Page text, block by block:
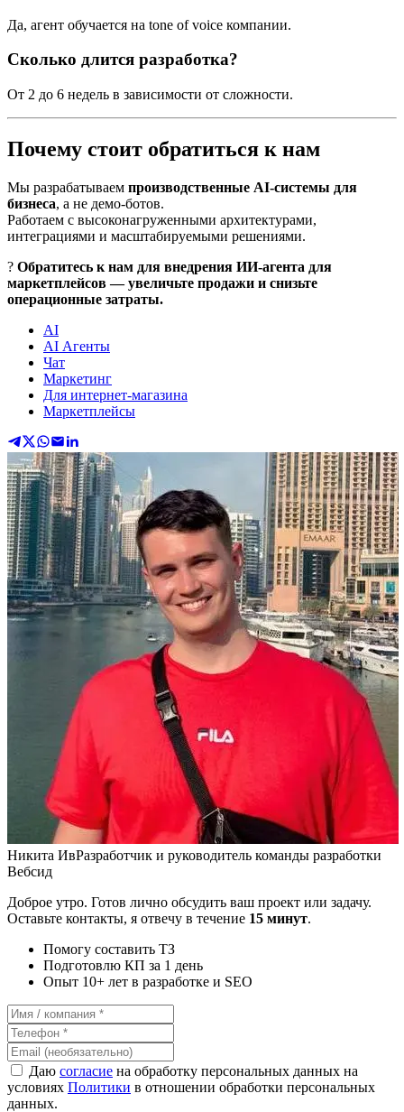
Да, агент обучается на tone of voice компании.
Сколько длится разработка?
От 2 до 6 недель в зависимости от сложности.
Почему стоит обратиться к нам
Мы разрабатываем производственные AI-системы для
бизнеса, а не демо-ботов.
Работаем с высоконагруженными архитектурами,
интеграциями и масштабируемыми решениями.
? Обратитесь к нам для внедрения ИИ-агента для
маркетплейсов — увеличьте продажи и снизьте
операционные затраты.
AI
AI Агенты
Чат
Маркетинг
Для интернет-магазина
Маркетплейсы
Никита ИвРазработчик и руководитель команды разработки
Вебсид
Доброе утро. Готов лично обсудить ваш проект или задачу.
Оставьте контакты, я отвечу в течение 15 минут.
Помогу составить ТЗ
Подготовлю КП за 1 день
Опыт 10+ лет в разработке и SEO
Даю согласие на обработку персональных данных на
условиях Политики в отношении обработки персональных
данных.